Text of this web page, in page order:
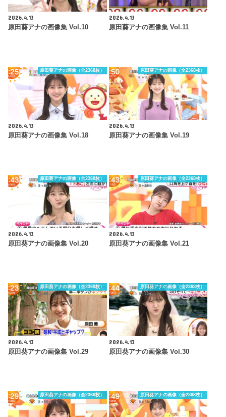
2026.4.13
原田葵アナの画像集 Vol.10
2026.4.13
原田葵アナの画像集 Vol.11
原田葵アナの画像（全2368枚）
2026.4.13
原田葵アナの画像集 Vol.18
原田葵アナの画像（全2368枚）
2026.4.13
原田葵アナの画像集 Vol.19
原田葵アナの画像（全2368枚）
2026.4.13
原田葵アナの画像集 Vol.20
原田葵アナの画像（全2368枚）
2026.4.13
原田葵アナの画像集 Vol.21
原田葵アナの画像（全2368枚）
2026.4.13
原田葵アナの画像集 Vol.29
原田葵アナの画像（全2368枚）
2026.4.13
原田葵アナの画像集 Vol.30
原田葵アナの画像（全2368枚） 原田葵アナの画像（全2368枚）